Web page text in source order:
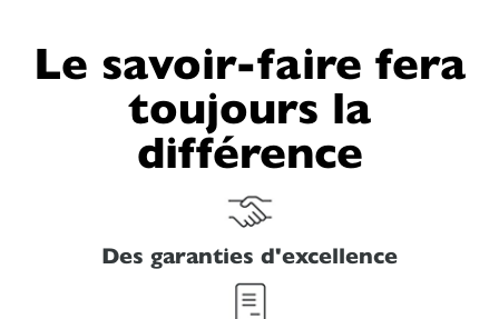
Le savoir-faire fera
toujours la
différence
Des garanties d'excellence